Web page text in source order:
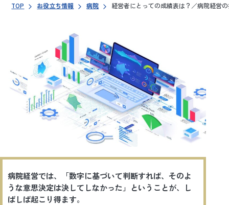
TOP お役立ち情報 病院 経営者にとっての成績表は？／病院経営
病院経営では、「数字に基づいて判断すれば、そのよ
うな意思決定は決してしなかった」ということが、し
ばしば起こり得ます。